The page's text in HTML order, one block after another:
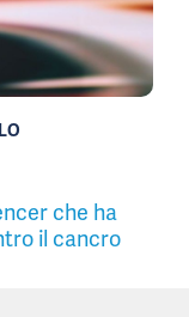
che ha
il cancro